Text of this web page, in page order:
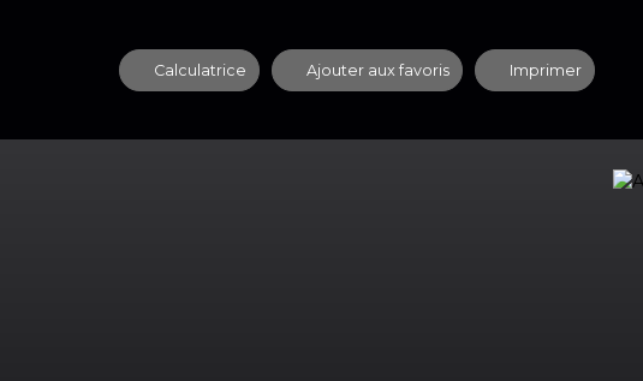
Calculatrice Ajouter aux favoris Imprimer